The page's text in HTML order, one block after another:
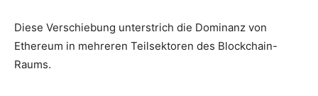
Diese Verschiebung unterstrich die Dominanz von
Ethereum in mehreren Teilsektoren des Blockchain-
Raums.